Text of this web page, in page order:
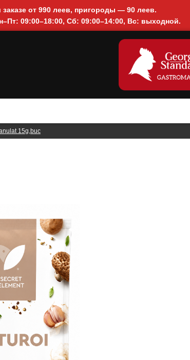
от 990 леев, пригороды — 90 леев.
09:00–18:00, Сб: 09:00–14:00, Вс: выходной.
15g,buc